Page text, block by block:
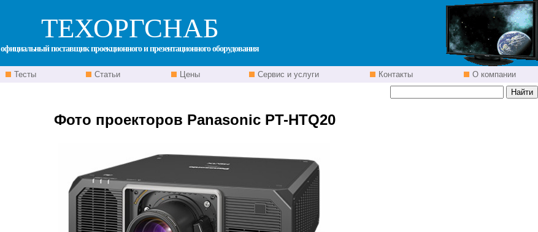
ТЕХОРГСНАБ
официальный поставщик проекционного и презентационного оборудования
Тесты Статьи Цены Сервис и услуги Контакты
О компании
Фото проекторов Panasonic PT-HTQ20